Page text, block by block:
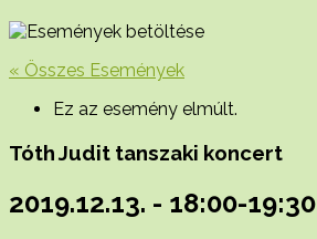
« Összes Események
Ez az esemény elmúlt.
Tóth Judit tanszaki koncert
2019.12.13. - 18:00-19:30